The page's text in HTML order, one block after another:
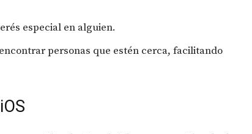
especial en alguien.
personas que estén cerca, facilitando